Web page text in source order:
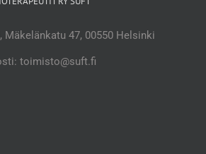
Mäkelänkatu 47, 00550 Helsinki
toimisto@suft.fi